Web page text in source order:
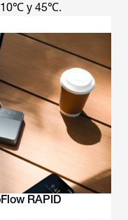
10℃ y 45℃.
RAPID